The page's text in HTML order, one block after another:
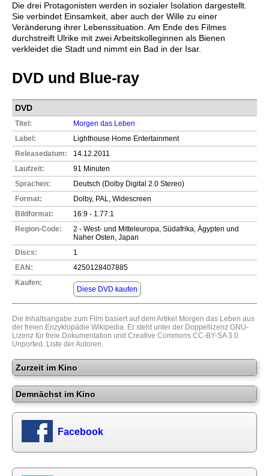
Die drei Protagonisten werden in sozialer Isolation dargestellt.
Sie verbindet Einsamkeit, aber auch der Wille zu einer
Veränderung ihrer Lebenssituation. Am Ende des Filmes
durchstreift Ulrike mit zwei Arbeitskolleginnen als Bienen
verkleidet die Stadt und nimmt ein Bad in der Isar.
DVD und Blue-ray
DVD
Titel:
Morgen das Leben
Label:
Lighthouse Home Entertainment
Releasedatum:
14.12.2011
Laufzeit:
91 Minuten
Sprachen:
Deutsch (Dolby Digital 2.0 Stereo)
Format:
Dolby, PAL, Widescreen
Bildformat:
16:9 - 1.77:1
Region-Code:
2 - West- und Mitteleuropa, Südafrika, Ägypten und
Naher Osten, Japan
Discs:
1
EAN:
4250128407885
Kaufen:
Diese DVD kaufen
Die Inhaltsangabe zum Film basiert auf dem Artikel Morgen das Leben aus
der freien Enzyklopädie Wikipedia. Er steht unter der Doppellizenz GNU-
Lizenz für freie Dokumentation und Creative Commons CC-BY-SA 3.0
Unported . Liste der Autoren.
Zurzeit im Kino
Demnächst im Kino
Facebook